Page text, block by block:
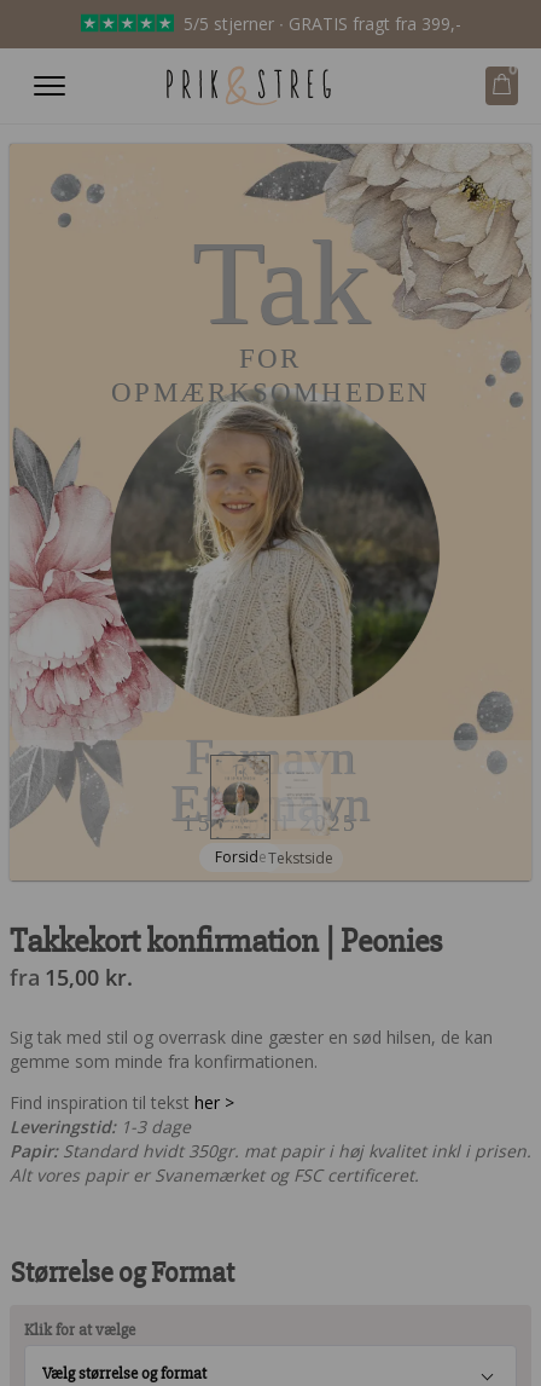
5/5 stjerner ∙ GRATIS fragt fra 399,-
0
Tak
Fornavn
Efternavn
FOR
OPMÆRKSOMHEDEN
15. April 2025
ForsideTekstside
Takkekort konfirmation | Peonies
fra 15,00 kr.
Sig tak med stil og overrask dine gæster en sød hilsen, de kan
gemme som minde fra konfirmationen.
Find inspiration til tekst her >
Leveringstid:1-3 dage
Papir:Standard hvidt 350gr. mat papir i høj kvalitet inkl i prisen.
Alt vores papir er Svanemærket og FSC certificeret.
Størrelse og Format
Klik for at vælge
Vælg størrelse og format